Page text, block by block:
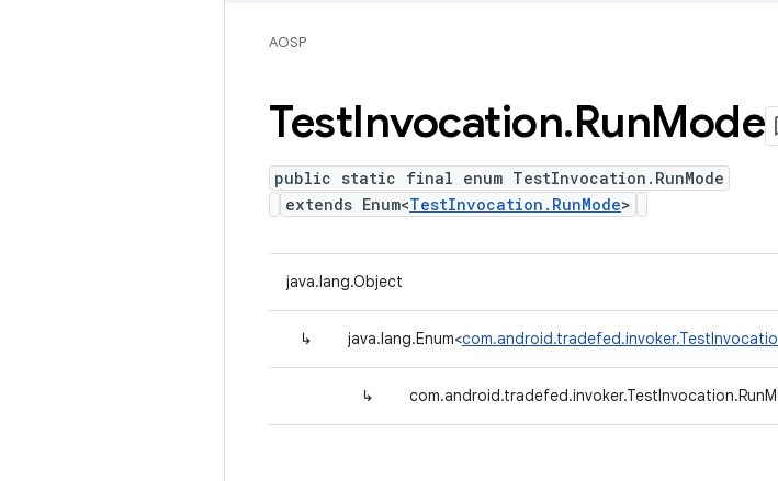
AOSP
TestInvocation.RunMode
public static final enum TestInvocation.RunMode
extends Enum<TestInvocation.RunMode>
java.lang.Object
↳ java.lang.Enum<
↳